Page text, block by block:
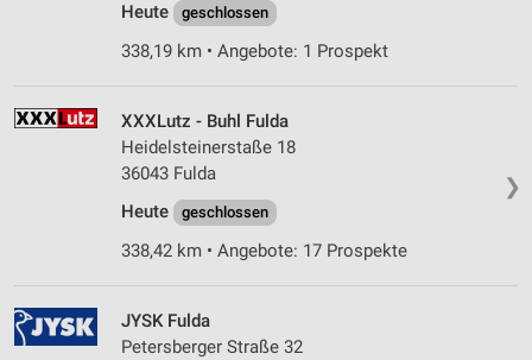
Heute
geschlossen
338,19 km • Angebote: 1 Prospekt
❯
XXXLutz - Buhl Fulda
Heidelsteinerstaße 18
36043 Fulda
Heute
geschlossen
338,42 km • Angebote: 17 Prospekte
JYSK Fulda
Petersberger Straße 32